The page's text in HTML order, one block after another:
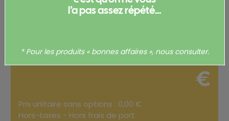
Votre commande
Total
0,00
€
Prix unitaire sans options : 0,00 €
Hors-taxes - Hors frais de port
l’a pas assez répété...
* Pour les produits « bonnes affaires », nous consulter.